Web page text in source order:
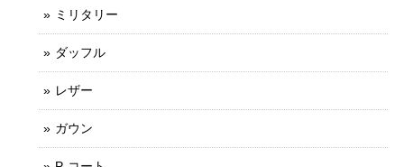
ミリタリー
ダッフル
レザー
ガウン